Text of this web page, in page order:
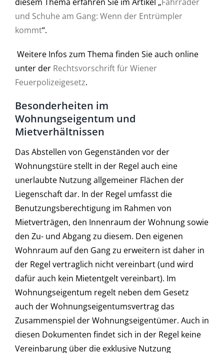
und Schuhe am Gang: Wenn der Entrümpler
kommt“.
Weitere Infos zum Thema finden Sie auch online
unter der Rechtsvorschrift für Wiener
Feuerpolizeigesetz.
Besonderheiten im
Wohnungseigentum und
Mietverhältnissen
Das Abstellen von Gegenständen vor der
Wohnungstüre stellt in der Regel auch eine
unerlaubte Nutzung allgemeiner Flächen der
Liegenschaft dar. In der Regel umfasst die
Benutzungsberechtigung im Rahmen von
Mietverträgen, den Innenraum der Wohnung sowie
den Zu- und Abgang zu diesem. Den eigenen
Wohnraum auf den Gang zu erweitern ist daher in
der Regel vertraglich nicht vereinbart (und wird
dafür auch kein Mietentgelt vereinbart). Im
Wohnungseigentum regelt neben dem Gesetz
auch der Wohnungseigentumsvertrag das
Zusammenspiel der Wohnungseigentümer. Auch in
diesen Dokumenten findet sich in der Regel keine
Vereinbarung über die exklusive Nutzung